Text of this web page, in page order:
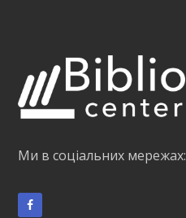
Ми в соціальних мережах: